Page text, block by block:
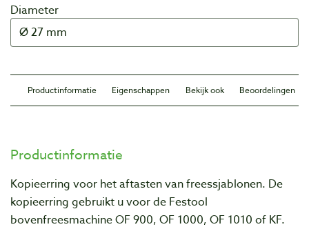
Diameter
Productinformatie Eigenschappen Bekijk ook Beoordelingen
Productinformatie
Kopieerring voor het aftasten van freessjablonen. De
kopieerring gebruikt u voor de Festool
bovenfreesmachine OF 900, OF 1000, OF 1010 of KF.